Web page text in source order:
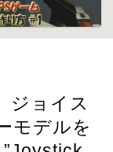
ジョイス
モデルを